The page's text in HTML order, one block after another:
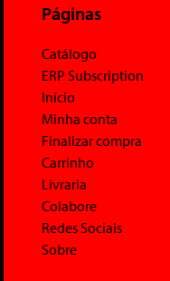
Páginas
Catálogo
ERP Subscription
Início
Minha conta
Finalizar compra
Carrinho
Livraria
Colabore
Redes Sociais
Sobre